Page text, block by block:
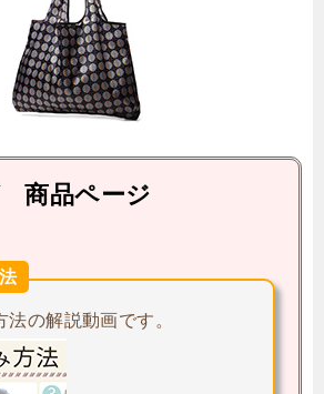
商品ページ
法の解説動画です。